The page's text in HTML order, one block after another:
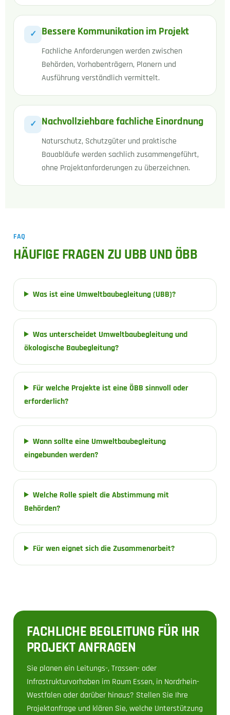
✓ Bessere Kommunikation im Projekt
Fachliche Anforderungen werden zwischen
Behörden, Vorhabenträgern, Planern und
Ausführung verständlich vermittelt.
✓ Nachvollziehbare fachliche Einordnung
Naturschutz, Schutzgüter und praktische
Bauabläufe werden sachlich zusammengeführt,
ohne Projektanforderungen zu überzeichnen.
FAQ
HÄUFIGE FRAGEN ZU UBB UND ÖBB
Was ist eine Umweltbaubegleitung (UBB)?
Was unterscheidet Umweltbaubegleitung und
ökologische Baubegleitung?
Für welche Projekte ist eine ÖBB sinnvoll oder
erforderlich?
Wann sollte eine Umweltbaubegleitung
eingebunden werden?
Welche Rolle spielt die Abstimmung mit
Behörden?
Für wen eignet sich die Zusammenarbeit?
FACHLICHE BEGLEITUNG FÜR IHR
PROJEKT ANFRAGEN
Sie planen ein Leitungs-, Trassen- oder
Infrastrukturvorhaben im Raum Essen, in Nordrhein-
Westfalen oder darüber hinaus? Stellen Sie Ihre
Projektanfrage und klären Sie, welche Unterstützung